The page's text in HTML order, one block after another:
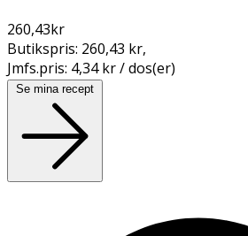
260,43kr
Butikspris: 260,43 kr,
Jmfs.pris: 4,34 kr / dos(er)
Se mina recept